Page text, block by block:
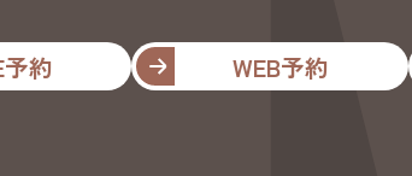
約 WEB予約